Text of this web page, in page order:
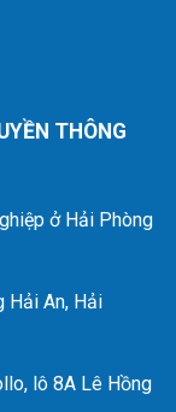
THÔNG
ở Hải Phòng
Hải An, Hải
lô 8A Lê Hồng